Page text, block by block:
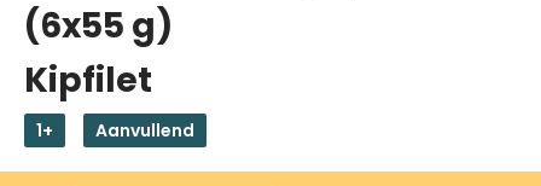
(6x55 g)
Kipfilet
1+ Aanvullend